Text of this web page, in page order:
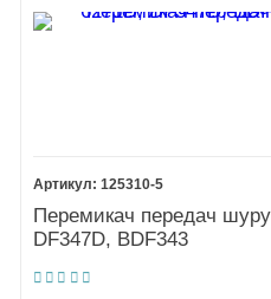
10Швидкозатискний патрон
11Редуктор HP347D
Мастило для редуктора
125310-5
Перемикач передач
DF347D, BDF343